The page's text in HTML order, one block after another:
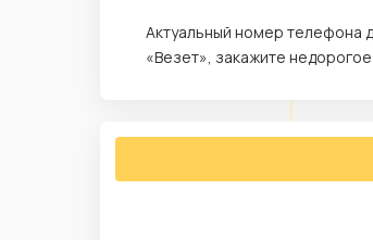
Актуальный номер телефона
«Везет», закажите